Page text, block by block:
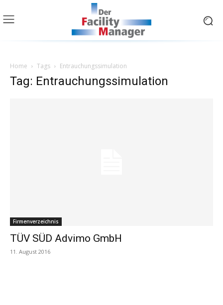
Home Tags Entrauchungssimulation
Tag: Entrauchungssimulation
Firmenverzeichnis
TÜV SÜD Advimo GmbH
11. August 2016